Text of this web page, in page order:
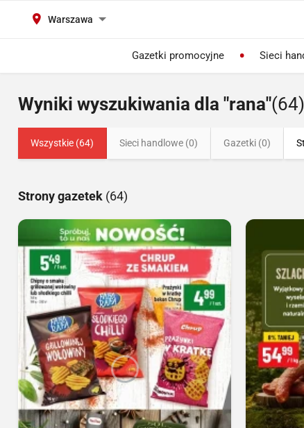
Warszawa
Gazetki promocyjne Sieci
Wyniki wyszukiwania dla "rana"(64)
Wszystkie (64) Sieci handlowe (0) Gazetki (0)
Strony gazetek (64)